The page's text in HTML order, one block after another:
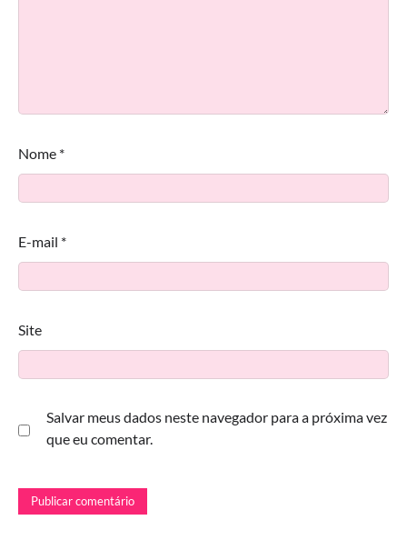
Nome *
E-mail *
Site
Salvar meus dados neste navegador para a próxima vez
que eu comentar.